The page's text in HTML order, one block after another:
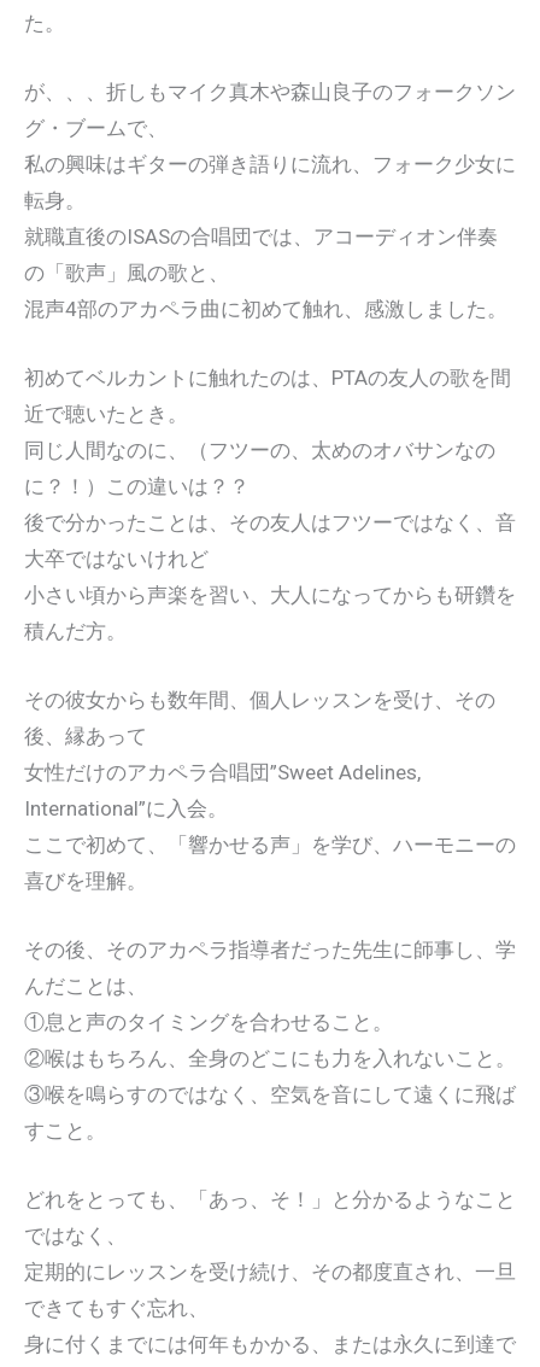
た。
が、、、折しもマイク真木や森山良子のフォークソン
グ・ブームで、
私の興味はギターの弾き語りに流れ、フォーク少女に
転身。
就職直後のISASの合唱団では、アコーディオン伴奏
の「歌声」風の歌と、
混声4部のアカペラ曲に初めて触れ、感激しました。
初めてベルカントに触れたのは、PTAの友人の歌を間
近で聴いたとき。
同じ人間なのに、（フツーの、太めのオバサンなの
に？！）この違いは？？
後で分かったことは、その友人はフツーではなく、音
大卒ではないけれど
小さい頃から声楽を習い、大人になってからも研鑽を
積んだ方。
その彼女からも数年間、個人レッスンを受け、その
後、縁あって
女性だけのアカペラ合唱団”Sweet Adelines,
International”に入会。
ここで初めて、「響かせる声」を学び、ハーモニーの
喜びを理解。
その後、そのアカペラ指導者だった先生に師事し、学
んだことは、
①息と声のタイミングを合わせること。
②喉はもちろん、全身のどこにも力を入れないこと。
③喉を鳴らすのではなく、空気を音にして遠くに飛ば
すこと。
どれをとっても、「あっ、そ！」と分かるようなこと
ではなく、
定期的にレッスンを受け続け、その都度直され、一旦
できてもすぐ忘れ、
身に付くまでには何年もかかる、または永久に到達で